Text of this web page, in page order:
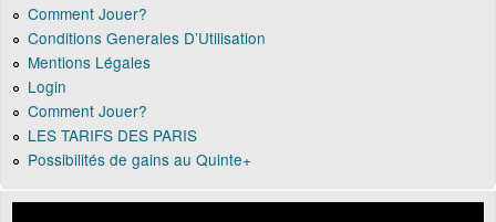
Comment Jouer?
Conditions Generales D’Utilisation
Mentions Légales
Login
Comment Jouer?
LES TARIFS DES PARIS
Possibilités de gains au Quinte+